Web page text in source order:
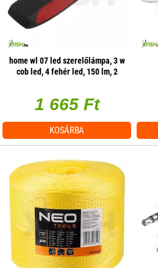
home wl 07 led szerelőlámpa, 3 w
cob led, 4 fehér led, 150 lm, 2
1 665 Ft
KOSÁRBA